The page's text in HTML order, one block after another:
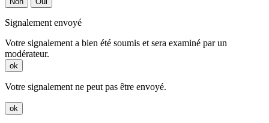
Signalement envoyé
Votre signalement a bien été soumis et sera examiné par un
modérateur.
ok
Votre signalement ne peut pas être envoyé.
ok